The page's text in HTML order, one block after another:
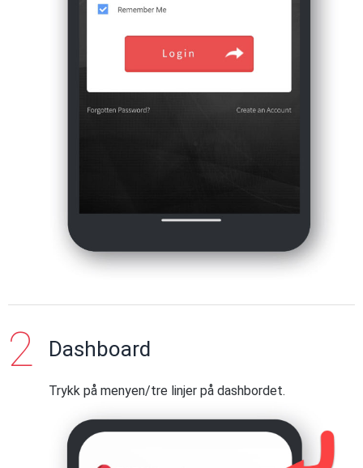
Dashboard
Trykk på menyen/tre linjer på dashbordet.